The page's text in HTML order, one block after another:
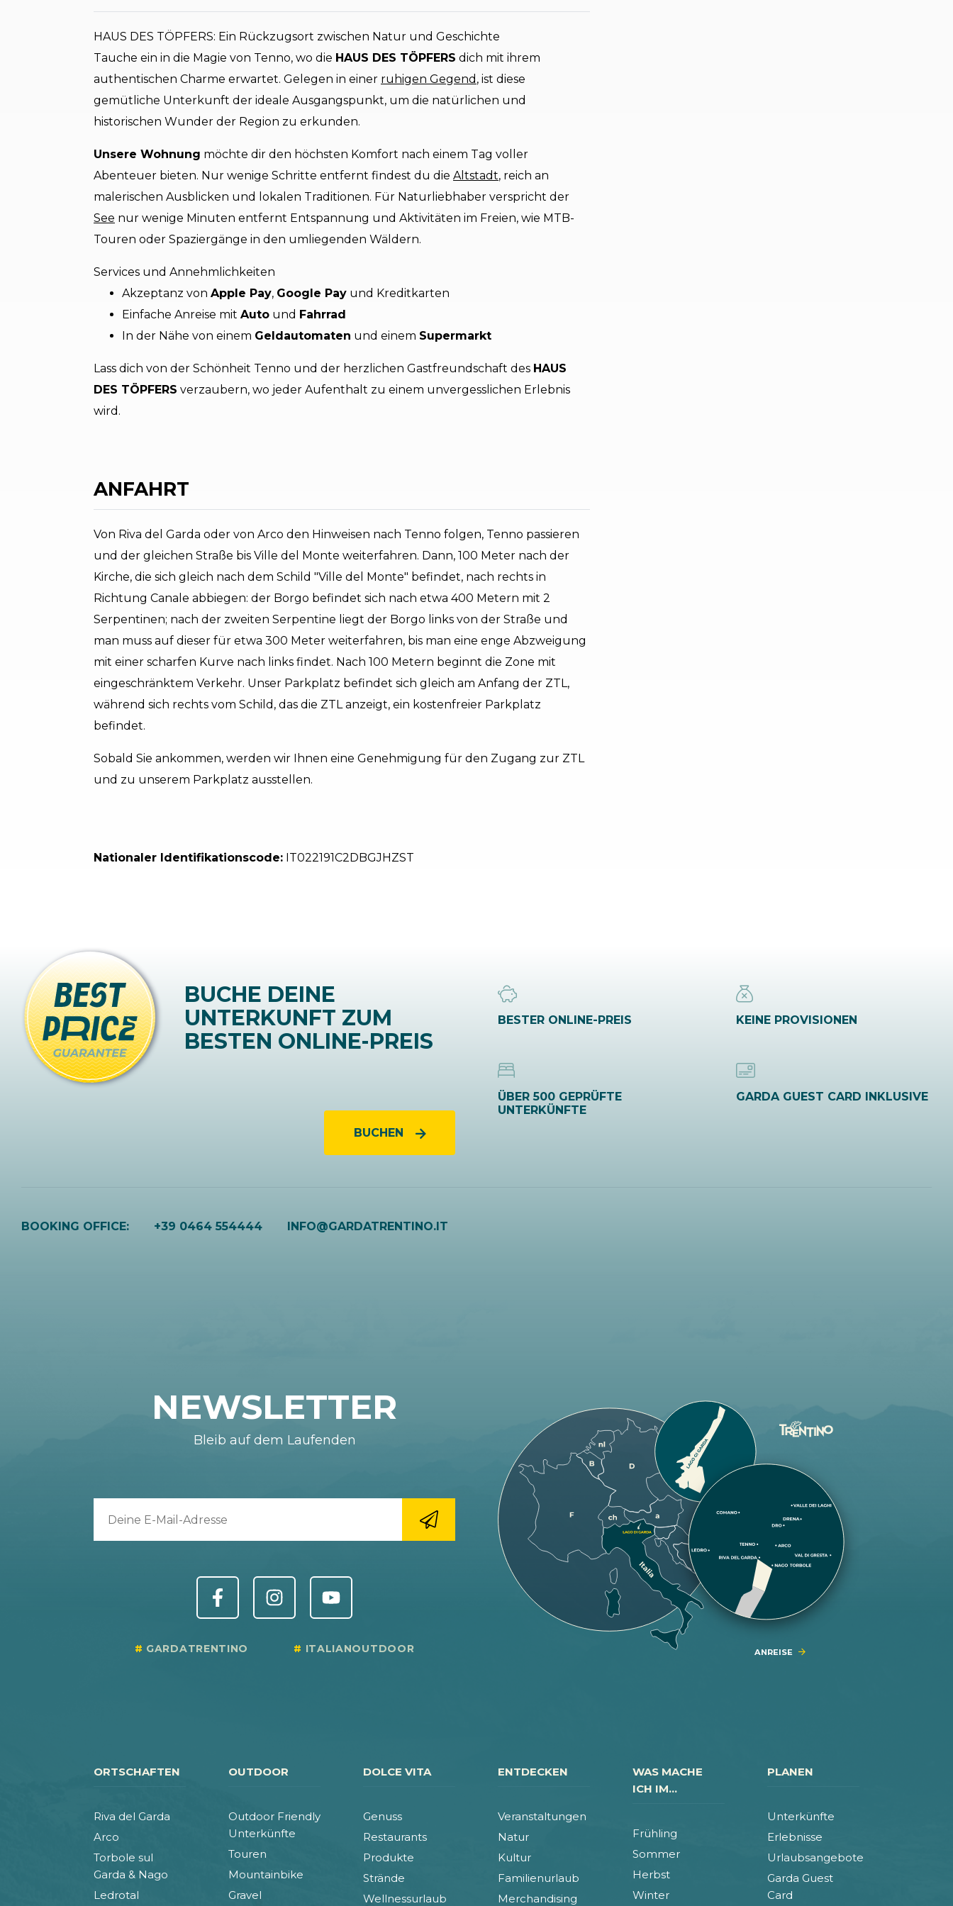
HAUS DES TÖPFERS: Ein Rückzugsort zwischen Natur und Geschichte
Tauche ein in die Magie von Tenno, wo die HAUS DES TÖPFERS dich mit ihrem
authentischen Charme erwartet. Gelegen in einer ruhigen Gegend , ist diese
gemütliche Unterkunft der ideale Ausgangspunkt, um die natürlichen und
historischen Wunder der Region zu erkunden.
Unsere Wohnung möchte dir den höchsten Komfort nach einem Tag voller
Abenteuer bieten. Nur wenige Schritte entfernt findest du die Altstadt, reich an
malerischen Ausblicken und lokalen Traditionen. Für Naturliebhaber verspricht der
See nur wenige Minuten entfernt Entspannung und Aktivitäten im Freien, wie MTB-
Touren oder Spaziergänge in den umliegenden Wäldern.
Services und Annehmlichkeiten
Akzeptanz von Apple Pay, Google Pay und Kreditkarten
Einfache Anreise mit Auto und Fahrrad
In der Nähe von einem Geldautomaten und einem Supermarkt
Lass dich von der Schönheit Tenno und der herzlichen Gastfreundschaft des HAUS
DES TÖPFERS verzaubern, wo jeder Aufenthalt zu einem unvergesslichen Erlebnis
wird.
ANFAHRT
Von Riva del Garda oder von Arco den Hinweisen nach Tenno folgen, Tenno passieren
und der gleichen Straße bis Ville del Monte weiterfahren. Dann, 100 Meter nach der
Kirche, die sich gleich nach dem Schild "Ville del Monte" befindet, nach rechts in
Richtung Canale abbiegen: der Borgo befindet sich nach etwa 400 Metern mit 2
Serpentinen; nach der zweiten Serpentine liegt der Borgo links von der Straße und
man muss auf dieser für etwa 300 Meter weiterfahren, bis man eine enge Abzweigung
mit einer scharfen Kurve nach links findet. Nach 100 Metern beginnt die Zone mit
eingeschränktem Verkehr. Unser Parkplatz befindet sich gleich am Anfang der ZTL,
während sich rechts vom Schild, das die ZTL anzeigt, ein kostenfreier Parkplatz
befindet.
Sobald Sie ankommen, werden wir Ihnen eine Genehmigung für den Zugang zur ZTL
und zu unserem Parkplatz ausstellen.
Nationaler Identifikationscode: IT022191C2DBGJHZST
BUCHE DEINE
UNTERKUNFT ZUM
BESTEN ONLINE-PREIS
BUCHEN
BESTER ONLINE-PREIS KEINE PROVISIONEN
ÜBER 500 GEPRÜFTE
UNTERKÜNFTE
GARDA GUEST CARD INKLUSIVE
BOOKING OFFICE: +39 0464 554444 INFO@GARDATRENTINO.IT
ANREISE
NEWSLETTER
Bleib auf dem Laufenden
GARDATRENTINO ITALIANOUTDOOR
ORTSCHAFTEN
Riva del Garda
Arco
Torbole sul
Garda & Nago
Ledrotal
OUTDOOR
Outdoor Friendly
Unterkünfte
Touren
Mountainbike
Gravel
DOLCE VITA
Genuss
Restaurants
Produkte
Strände
Wellnessurlaub
ENTDECKEN
Veranstaltungen
Natur
Kultur
Familienurlaub
Merchandising
WAS MACHE
ICH IM...
Frühling
Sommer
Herbst
Winter
PLANEN
Unterkünfte
Erlebnisse
Urlaubsangebote
Garda Guest
Card